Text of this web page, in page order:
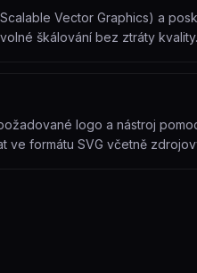
Vector Graphics) a
škálování bez ztráty kvality.
logo a nástroj
formátu SVG včetně